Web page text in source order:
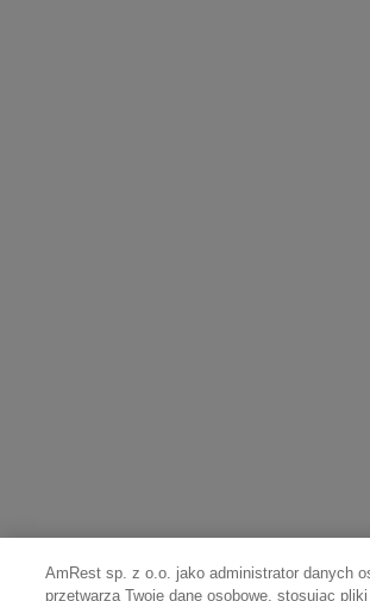
AmRest sp. z o.o. jako administrator danych
przetwarza Twoje dane osobowe, stosując